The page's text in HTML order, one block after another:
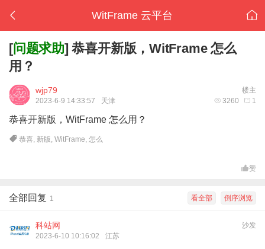
WitFrame 云平台
[问题求助] 恭喜开新版，WitFrame 怎么
用？
楼主
wjp79
3260 1
2023-6-9 14:33:57 天津
恭喜开新版，WitFrame 怎么用？
恭喜, 新版,WitFrame,怎么
赞
倒序浏览
看全部
全部回复 1
沙发
科站网
2023-6-10 10:16:02 江苏